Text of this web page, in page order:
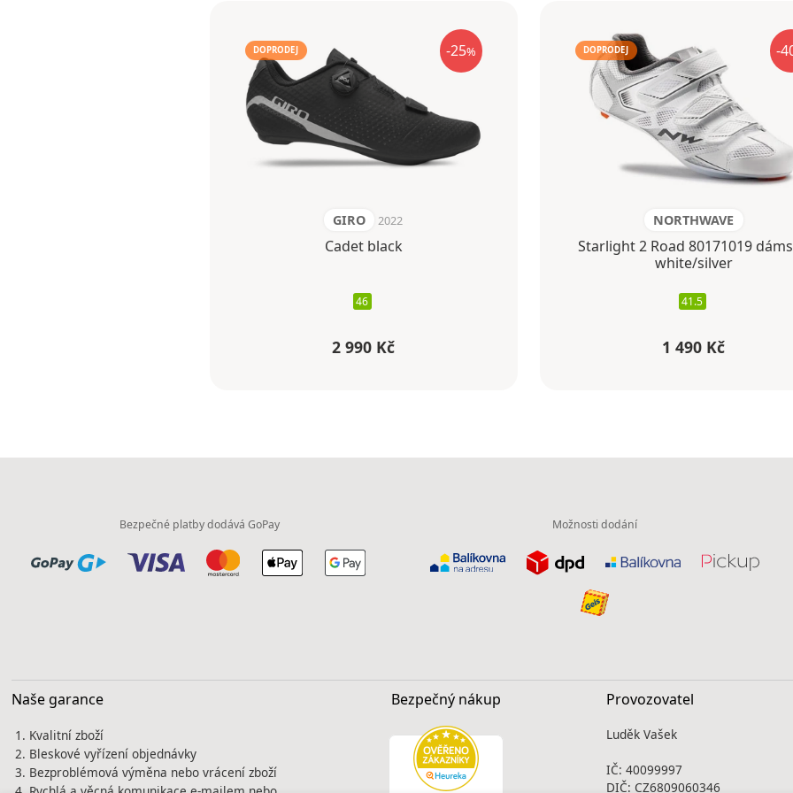
-25%
DOPRODEJ
GIRO 2022
Cadet black
46
2 990 Kč
-
DOPRODEJ
NORTHWAVE
Starlight 2 Road 80171019
white/silver
41.5
1 490 Kč
Bezpečné platby dodává GoPay Možnosti dodání
Naše garance
Kvalitní zboží
Bleskové vyřízení objednávky
Bezproblémová výměna nebo vrácení zboží
Bezpečný nákup Provozovatel
Luděk Vašek
IČ: 40099997
DIČ: CZ6809060346